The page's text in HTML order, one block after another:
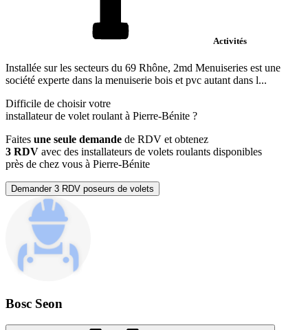
Activités
Installée sur les secteurs du 69 Rhône, 2md Menuiseries est une
société experte dans la menuiserie bois et pvc autant dans l...
Difficile de choisir votre
installateur de volet roulant à Pierre-Bénite ?
Faites une seule demande de RDV et obtenez
3 RDV avec des installateurs de volets roulants disponibles
près de chez vous à Pierre-Bénite
Demander 3 RDV poseurs de volets
Bosc Seon